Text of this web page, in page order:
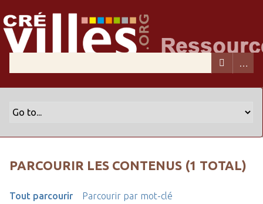
PARCOURIR LES CONTENUS (1 TOTAL)
Tout parcourir
Parcourir par mot-clé